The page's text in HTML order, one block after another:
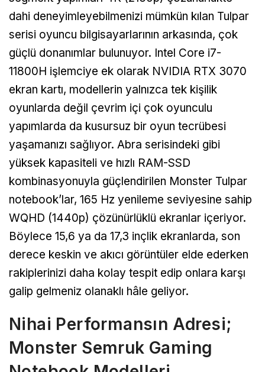
dahi deneyimleyebilmenizi mümkün kılan Tulpar
serisi oyuncu bilgisayarlarının arkasında, çok
güçlü donanımlar bulunuyor. Intel Core i7-
11800H işlemciye ek olarak NVIDIA RTX 3070
ekran kartı, modellerin yalnızca tek kişilik
oyunlarda değil çevrim içi çok oyunculu
yapımlarda da kusursuz bir oyun tecrübesi
yaşamanızı sağlıyor. Abra serisindeki gibi
yüksek kapasiteli ve hızlı RAM-SSD
kombinasyonuyla güçlendirilen Monster Tulpar
notebook’lar, 165 Hz yenileme seviyesine sahip
WQHD (1440p) çözünürlüklü ekranlar içeriyor.
Böylece 15,6 ya da 17,3 inçlik ekranlarda, son
derece keskin ve akıcı görüntüler elde ederken
rakiplerinizi daha kolay tespit edip onlara karşı
galip gelmeniz olanaklı hâle geliyor.
Nihai Performansın Adresi;
Monster Semruk Gaming